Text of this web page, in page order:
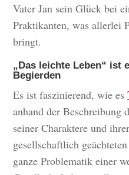
Vater Jan sein Glück bei
Praktikanten, was allerlei
bringt.
„Das leichte Leben“ ist
Begierden
Es ist faszinierend, wie es
anhand der Beschreibung
seiner Charaktere und
gesellschaftlich
ganze Problematik einer